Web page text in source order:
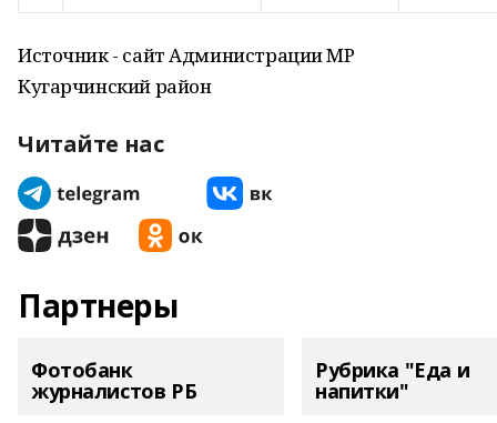
Источник - сайт Администрации МР
Кугарчинский район
Читайте нас
Партнеры
Фотобанк
журналистов РБ
Рубрика "Еда и
напитки"